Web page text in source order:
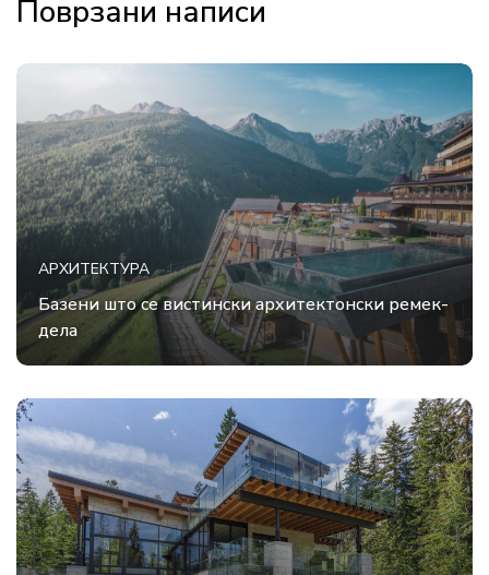
Поврзани написи
АРХИТЕКТУРА
Базени што се вистински архитектонски ремек-
дела